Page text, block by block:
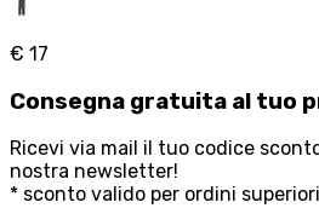
€ 17
Consegna gratuita al tuo
Ricevi via mail il tuo codice
nostra newsletter!
* sconto valido per ordini